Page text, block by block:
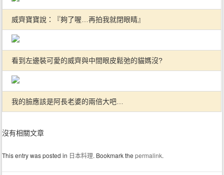
威齊寶寶說：『夠了喔…再拍我就閉眼睛』
看到左邊裝可愛的威齊與中間眼皮鬆弛的貓媽沒?
我的臉應該是阿長老婆的兩倍大吧…
沒有相關文章
This entry was posted in 日本料理. Bookmark thepermalink.